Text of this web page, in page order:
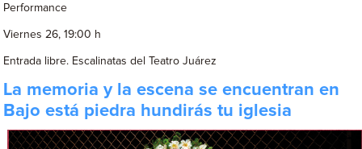
Performance
Viernes 26, 19:00 h
Entrada libre. Escalinatas del Teatro Juárez
La memoria y la escena se encuentran en
Bajo está piedra hundirás tu iglesia